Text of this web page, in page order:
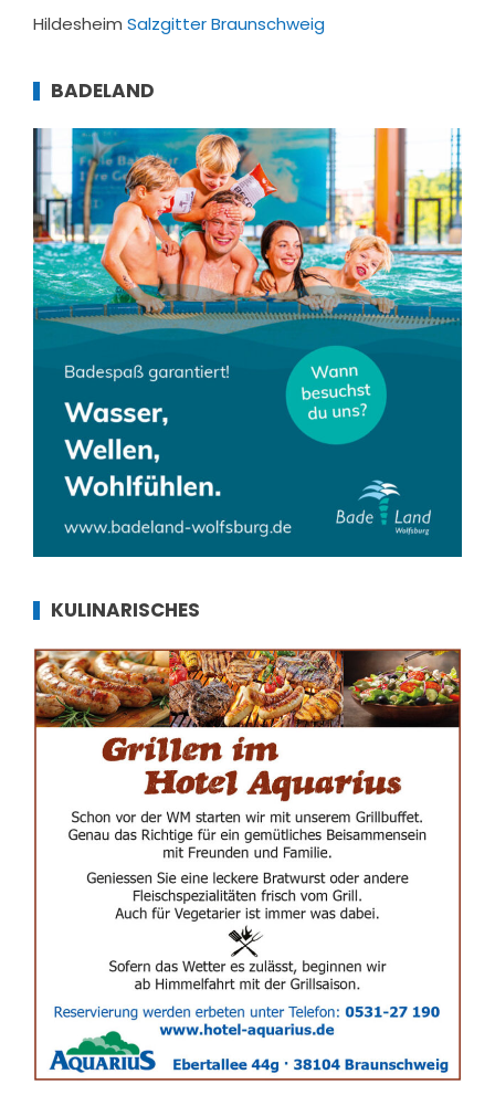
Hildesheim SalzgitterBraunschweig
BADELAND
KULINARISCHES